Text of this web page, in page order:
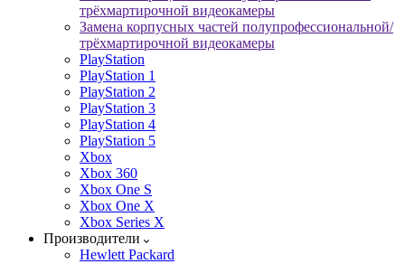
трёхмартирочной видеокамеры
Замена корпусных частей полупрофессиональной/
трёхмартирочной видеокамеры
PlayStation
PlayStation 1
PlayStation 2
PlayStation 3
PlayStation 4
PlayStation 5
Xbox
Xbox 360
Xbox One S
Xbox One X
Xbox Series X
Производители
Hewlett Packard